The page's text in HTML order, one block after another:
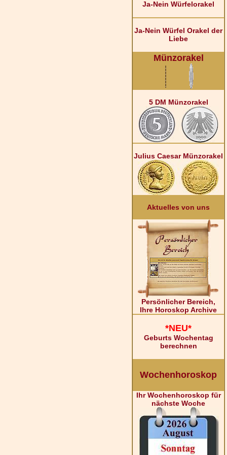
Ja-Nein Würfelorakel
Ja-Nein Würfel Orakel der
Liebe
Münzorakel
5 DM Münzorakel
Julius Caesar Münzorakel
Aktuelles von uns
Persönlicher Bereich,
Ihre Horoskop Archive
*NEU*
Geburts Wochentag
berechnen
Wochenhoroskop
Ihr Wochenhoroskop für
nächste Woche